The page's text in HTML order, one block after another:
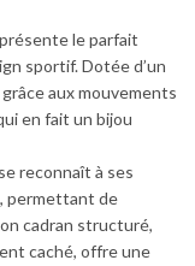
le parfait
sportif. Dotée d’un
aux mouvements
en fait un bijou
se reconnaît à ses
permettant de
cadran structuré,
caché, offre une